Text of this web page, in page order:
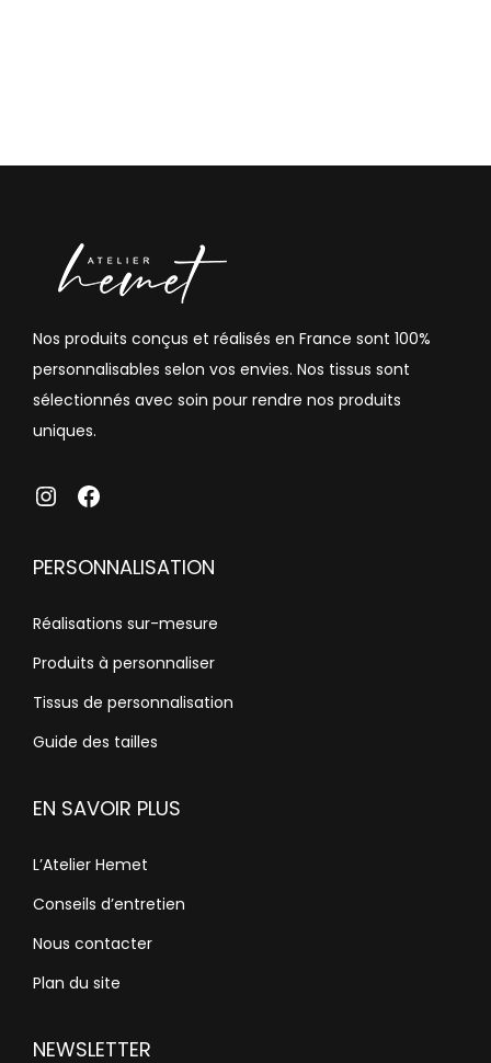
Nos produits conçus et réalisés en France sont 100%
personnalisables selon vos envies. Nos tissus sont
sélectionnés avec soin pour rendre nos produits
uniques.
atelierhemet Facebook
PERSONNALISATION
Réalisations sur-mesure
Produits à personnaliser
Tissus de personnalisation
Guide des tailles
EN SAVOIR PLUS
L’Atelier Hemet
Conseils d’entretien
Nous contacter
Plan du site
NEWSLETTER